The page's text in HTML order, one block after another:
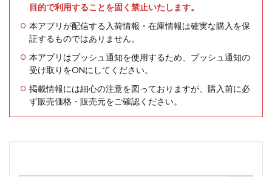
目的で利用することを固く禁止いたします。
本アプリが配信する入荷情報・在庫情報は確実な購入を保
証するものではありません。
本アプリはプッシュ通知を使用するため、プッシュ通知の
受け取りをONにしてください。
掲載情報には細心の注意を図っておりますが、購入前に必
ず販売価格・販売元をご確認ください。